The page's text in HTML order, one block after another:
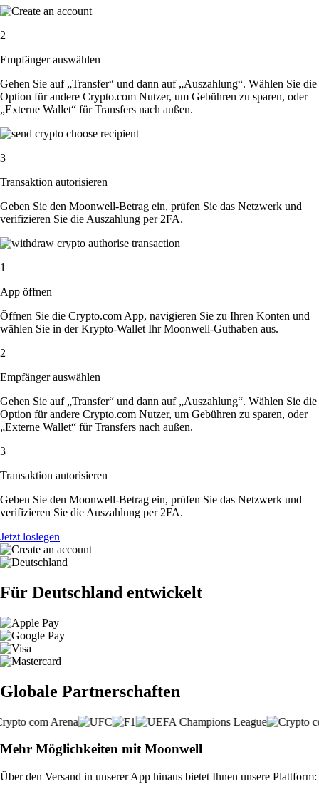
2
Empfänger auswählen
Gehen Sie auf „Transfer“ und dann auf „Auszahlung“. Wählen Sie die
Option für andere Crypto.com Nutzer, um Gebühren zu sparen, oder
„Externe Wallet“ für Transfers nach außen.
3
Transaktion autorisieren
Geben Sie den Moonwell-Betrag ein, prüfen Sie das Netzwerk und
verifizieren Sie die Auszahlung per 2FA.
1
App öffnen
Öffnen Sie die Crypto.com App, navigieren Sie zu Ihren Konten und
wählen Sie in der Krypto-Wallet Ihr Moonwell-Guthaben aus.
2
Empfänger auswählen
Gehen Sie auf „Transfer“ und dann auf „Auszahlung“. Wählen Sie die
Option für andere Crypto.com Nutzer, um Gebühren zu sparen, oder
„Externe Wallet“ für Transfers nach außen.
3
Transaktion autorisieren
Geben Sie den Moonwell-Betrag ein, prüfen Sie das Netzwerk und
verifizieren Sie die Auszahlung per 2FA.
Jetzt loslegen
Für Deutschland entwickelt
Globale Partnerschaften
Mehr Möglichkeiten mit Moonwell
Über den Versand in unserer App hinaus bietet Ihnen unsere Plattform: